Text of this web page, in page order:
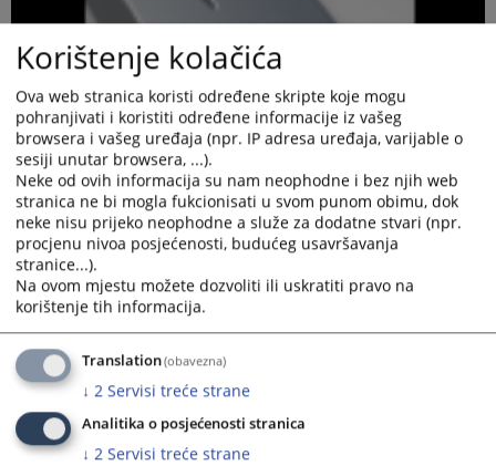
Sve zahtjeve za medijska obraćanja možete uputiti na broj
telefona 034/200-314.
Korištenje kolačića
Ova web stranica koristi određene skripte koje mogu
pohranjivati i koristiti određene informacije iz vašeg
browsera i vašeg uređaja (npr. IP adresa uređaja, varijable o
sesiji unutar browsera, ...).
Neke od ovih informacija su nam neophodne i bez njih web
stranica ne bi mogla fukcionisati u svom punom obimu, dok
neke nisu prijeko neophodne a služe za dodatne stvari (npr.
procjenu nivoa posjećenosti, budućeg usavršavanja
stranice...).
Na ovom mjestu možete dozvoliti ili uskratiti pravo na
korištenje tih informacija.
Translation(obavezna)
↓ 2 Servisi treće strane
Analitika o posjećenosti stranica
↓ 2 Servisi treće strane